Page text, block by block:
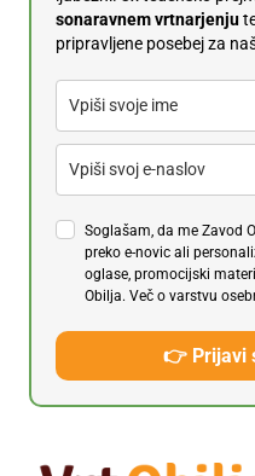
sonaravnem vrtnarjenju
pripravljene posebej za
Soglašam, da me Zavod
preko e-novic ali
oglase, promocijski
Obilja. Več o varstvu
👉 Prijavi